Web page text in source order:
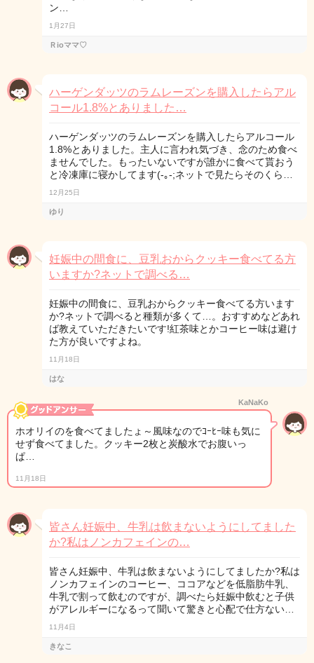
ン…
1月27日
Ｒioママ♡
ハーゲンダッツのラムレーズンを購入したらアル
コール1.8%とありました…
ハーゲンダッツのラムレーズンを購入したらアルコール
1.8%とありました。主人に言われ気づき、念のため食べ
ませんでした。もったいないですが誰かに食べて貰おう
と冷凍庫に寝かしてます(-｡-;ネットで見たらそのくら…
12月25日
ゆり
妊娠中の間食に、豆乳おからクッキー食べてる方
いますか?ネットで調べる…
妊娠中の間食に、豆乳おからクッキー食べてる方います
か?ネットで調べると種類が多くて…。おすすめなどあれ
ば教えていただきたいです!紅茶味とかコーヒー味は避け
た方が良いですよね。
11月18日
はな
KaNaKo
ホオリイのを食べてましたょ～風味なのでｺｰﾋｰ味も気に
せず食べてました。クッキー2枚と炭酸水でお腹いっ
ぱ…
11月18日
皆さん妊娠中、牛乳は飲まないようにしてました
か?私はノンカフェインの…
皆さん妊娠中、牛乳は飲まないようにしてましたか?私は
ノンカフェインのコーヒー、ココアなどを低脂肪牛乳、
牛乳で割って飲むのですが、調べたら妊娠中飲むと子供
がアレルギーになるって聞いて驚きと心配で仕方ない…
11月4日
きなこ